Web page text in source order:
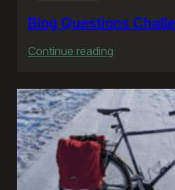
Blog Questions
Continue reading
Questions
Challenge
2025